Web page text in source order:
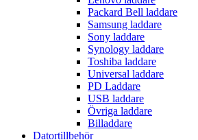
Packard Bell laddare
Samsung laddare
Sony laddare
Synology laddare
Toshiba laddare
Universal laddare
PD Laddare
USB laddare
Övriga laddare
Billaddare
Datortillbehör